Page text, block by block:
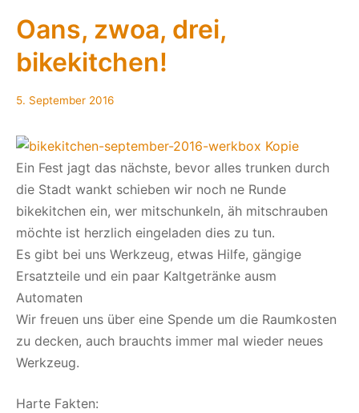
***13.10.2016***
Oans, zwoa, drei,
bikekitchen!
5. September 2016
Ein Fest jagt das nächste, bevor alles trunken durch
die Stadt wankt schieben wir noch ne Runde
bikekitchen ein, wer mitschunkeln, äh mitschrauben
möchte ist herzlich eingeladen dies zu tun.
Es gibt bei uns Werkzeug, etwas Hilfe, gängige
Ersatzteile und ein paar Kaltgetränke ausm
Automaten
Wir freuen uns über eine Spende um die Raumkosten
zu decken, auch brauchts immer mal wieder neues
Werkzeug.
Harte Fakten: